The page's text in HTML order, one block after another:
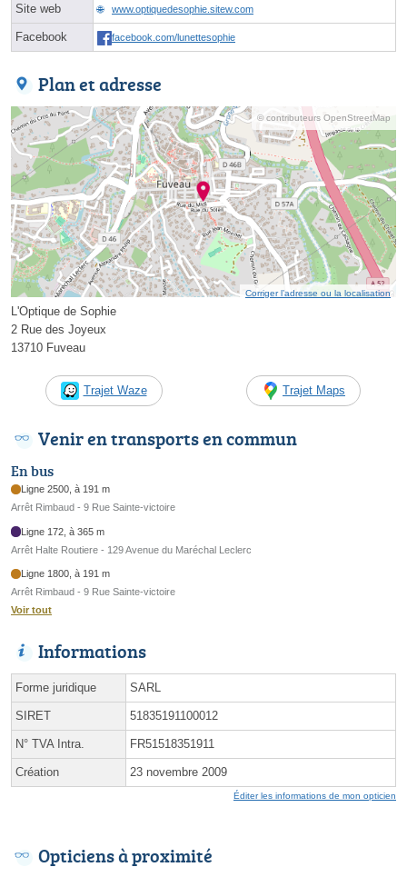
Site web www.optiquedesophie.sitew.com
Facebook facebook.com/lunettesophie
Plan et adresse
© contributeurs OpenStreetMap
Corriger l’adresse ou la localisation
L'Optique de Sophie
2 Rue des Joyeux
13710 Fuveau
Trajet Waze Trajet Maps
Venir en transports en commun
En bus
Ligne 2500, à 191 m
Arrêt Rimbaud - 9 Rue Sainte-victoire
Ligne 172, à 365 m
Arrêt Halte Routiere - 129 Avenue du Maréchal Leclerc
Ligne 1800, à 191 m
Arrêt Rimbaud - 9 Rue Sainte-victoire
Voir tout
Informations
Forme juridique SARL
SIRET 51835191100012
N° TVA Intra. FR51518351911
Création 23 novembre 2009
Éditer les informations de mon opticien
Opticiens à proximité